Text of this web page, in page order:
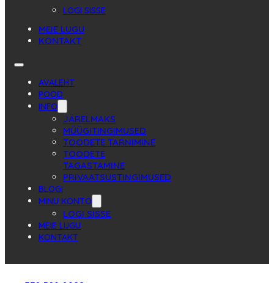
LOGI SISSE
MEIE LUGU
KONTAKT
AVALEHT
POOD
INFO
JÄRELMAKS
MÜÜGITINGIMUSED
TOODETE TARNIMINE
TOODETE
TAGASTAMINE
PRIVAATSUSTINGIMUSED
BLOGI
MINU KONTO
LOGI SISSE
MEIE LUGU
KONTAKT